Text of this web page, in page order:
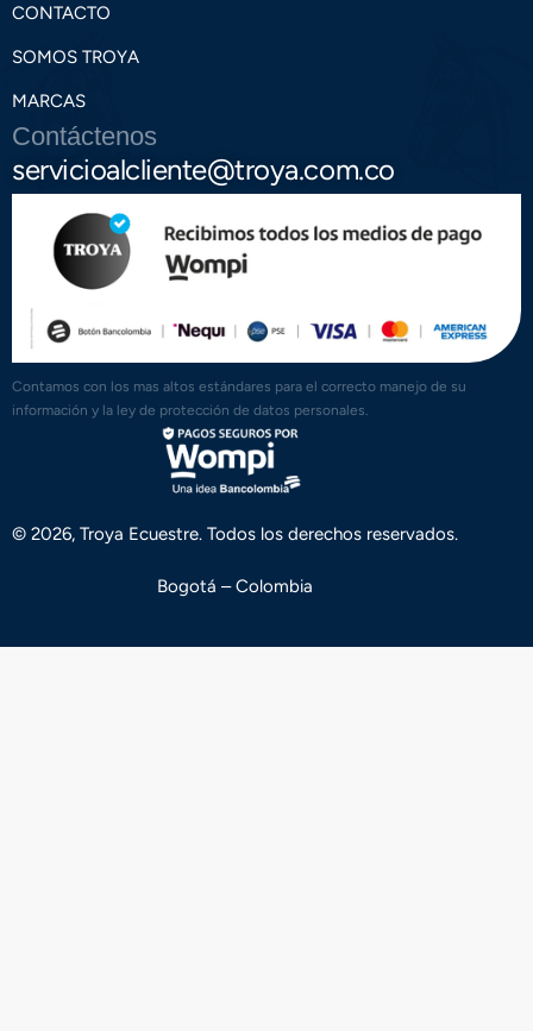
CONTACTO
SOMOS TROYA
MARCAS
Contáctenos
servicioalcliente@troya.com.co
Contamos con los mas altos estándares para el correcto manejo de su
información y la ley de protección de datos personales.
© 2026, Troya Ecuestre. Todos los derechos reservados.
Bogotá – Colombia